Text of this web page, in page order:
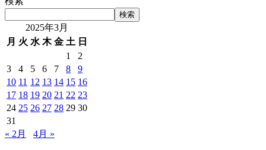
検索
2025年3月
月 火 水 木 金 土 日
1
2
3
4 5 6 7 8
9
10 11 12 13 14 15 16
17 18 19 20 21 22 23
24 25 26 27 28 29 30
31
« 2月
4月 »